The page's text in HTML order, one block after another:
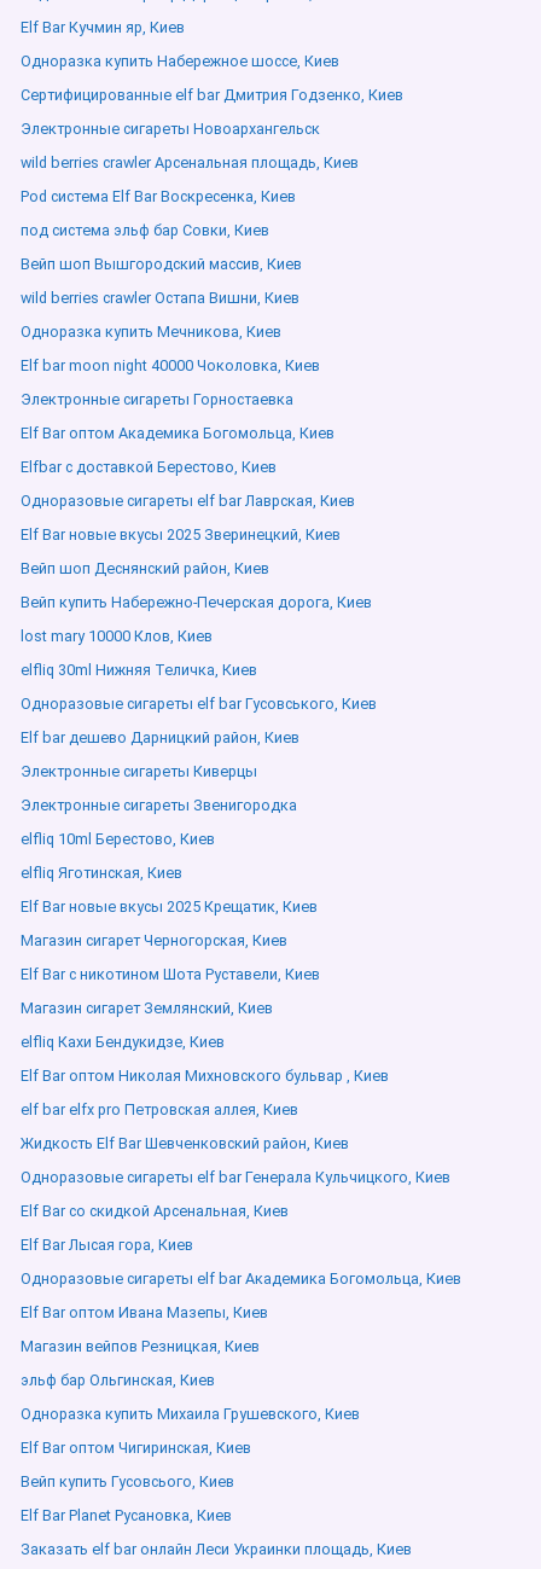
Elf Bar Кучмин яр, Киев
Одноразка купить Набережное шоссе, Киев
Сертифицированные elf bar Дмитрия Годзенко, Киев
Электронные сигареты Новоархангельск
wild berries crawler Арсенальная площадь, Киев
Pod система Elf Bar Воскресенка, Киев
под система эльф бар Совки, Киев
Вейп шоп Вышгородский массив, Киев
wild berries crawler Остапа Вишни, Киев
Одноразка купить Мечникова, Киев
Elf bar moon night 40000 Чоколовка, Киев
Электронные сигареты Горностаевка
Elf Bar оптом Академика Богомольца, Киев
Elfbar с доставкой Берестово, Киев
Одноразовые сигареты elf bar Лаврская, Киев
Elf Bar новые вкусы 2025 Зверинецкий, Киев
Вейп шоп Деснянский район, Киев
Вейп купить Набережно-Печерская дорога, Киев
lost mary 10000 Клов, Киев
elfliq 30ml Нижняя Теличка, Киев
Одноразовые сигареты elf bar Гусовського, Киев
Elf bar дешево Дарницкий район, Киев
Электронные сигареты Киверцы
Электронные сигареты Звенигородка
elfliq 10ml Берестово, Киев
elfliq Яготинская, Киев
Elf Bar новые вкусы 2025 Крещатик, Киев
Магазин сигарет Черногорская, Киев
Elf Bar с никотином Шота Руставели, Киев
Магазин сигарет Землянский, Киев
elfliq Кахи Бендукидзе, Киев
Elf Bar оптом Николая Михновского бульвар , Киев
elf bar elfx pro Петровская аллея, Киев
Жидкость Elf Bar Шевченковский район, Киев
Одноразовые сигареты elf bar Генерала Кульчицкого, Киев
Elf Bar со скидкой Арсенальная, Киев
Elf Bar Лысая гора, Киев
Одноразовые сигареты elf bar Академика Богомольца, Киев
Elf Bar оптом Ивана Мазепы, Киев
Магазин вейпов Резницкая, Киев
эльф бар Ольгинская, Киев
Одноразка купить Михаила Грушевского, Киев
Elf Bar оптом Чигиринская, Киев
Вейп купить Гусовсього, Киев
Elf Bar Planet Русановка, Киев
Заказать elf bar онлайн Леси Украинки площадь, Киев